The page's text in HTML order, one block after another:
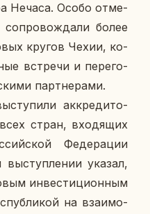
Нечаса. Особо от­ме­
более
кругов Чехии, ко­
встре­чи и пе­ре­го­
парт­не­ра­ми.
ак­кре­ди­то­
стран, вхо­дя­щих
Фе­де­ра­ции
указал,
ин­ве­сти­ци­он­ным
на вза­и­мо­